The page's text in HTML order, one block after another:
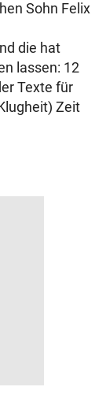
Sohn Felix
die hat
lassen: 12
Texte für
Zeit